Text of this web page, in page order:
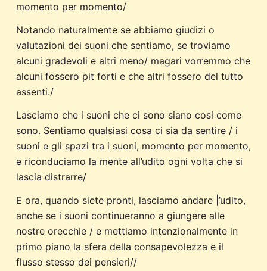
momento per momento/
Notando naturalmente se abbiamo giudizi o
valutazioni dei suoni che sentiamo, se troviamo
alcuni gradevoli e altri meno/ magari vorremmo che
alcuni fossero pit forti e che altri fossero del tutto
assenti./
Lasciamo che i suoni che ci sono siano cosi come
sono. Sentiamo qualsiasi cosa ci sia da sentire / i
suoni e gli spazi tra i suoni, momento per momento,
e riconduciamo la mente all’udito ogni volta che si
lascia distrarre/
E ora, quando siete pronti, lasciamo andare |’udito,
anche se i suoni continueranno a giungere alle
nostre orecchie / e mettiamo intenzionalmente in
primo piano la sfera della consapevolezza e il
flusso stesso dei pensieri//